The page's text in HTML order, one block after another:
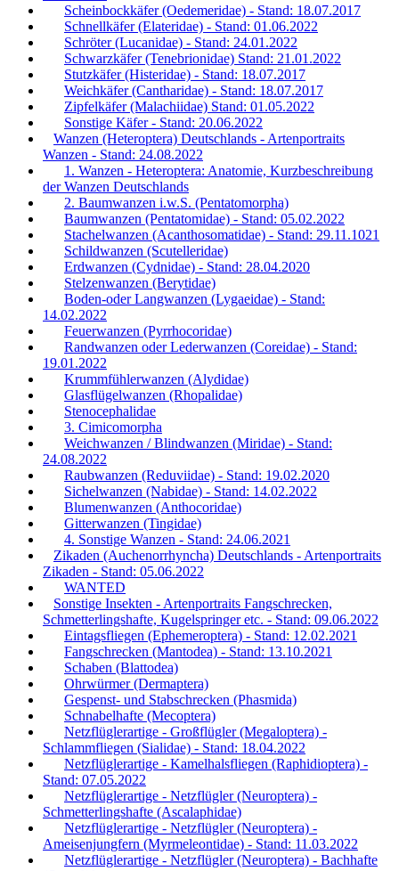
Scheinbockkäfer (Oedemeridae) - Stand: 18.07.2017
Schnellkäfer (Elateridae) - Stand: 01.06.2022
Schröter (Lucanidae) - Stand: 24.01.2022
Schwarzkäfer (Tenebrionidae) Stand: 21.01.2022
Stutzkäfer (Histeridae) - Stand: 18.07.2017
Weichkäfer (Cantharidae) - Stand: 18.07.2017
Zipfelkäfer (Malachiidae) Stand: 01.05.2022
Sonstige Käfer - Stand: 20.06.2022
Wanzen (Heteroptera) Deutschlands - Artenportraits
Wanzen - Stand: 24.08.2022
1. Wanzen - Heteroptera: Anatomie, Kurzbeschreibung
der Wanzen Deutschlands
2. Baumwanzen i.w.S. (Pentatomorpha)
Baumwanzen (Pentatomidae) - Stand: 05.02.2022
Stachelwanzen (Acanthosomatidae) - Stand: 29.11.1021
Schildwanzen (Scutelleridae)
Erdwanzen (Cydnidae) - Stand: 28.04.2020
Stelzenwanzen (Berytidae)
Boden-oder Langwanzen (Lygaeidae) - Stand:
14.02.2022
Feuerwanzen (Pyrrhocoridae)
Randwanzen oder Lederwanzen (Coreidae) - Stand:
19.01.2022
Krummfühlerwanzen (Alydidae)
Glasflügelwanzen (Rhopalidae)
Stenocephalidae
3. Cimicomorpha
Weichwanzen / Blindwanzen (Miridae) - Stand:
24.08.2022
Raubwanzen (Reduviidae) - Stand: 19.02.2020
Sichelwanzen (Nabidae) - Stand: 14.02.2022
Blumenwanzen (Anthocoridae)
Gitterwanzen (Tingidae)
4. Sonstige Wanzen - Stand: 24.06.2021
Zikaden (Auchenorrhyncha) Deutschlands - Artenportraits
Zikaden - Stand: 05.06.2022
WANTED
Sonstige Insekten - Artenportraits Fangschrecken,
Schmetterlingshafte, Kugelspringer etc. - Stand: 09.06.2022
Eintagsfliegen (Ephemeroptera) - Stand: 12.02.2021
Fangschrecken (Mantodea) - Stand: 13.10.2021
Schaben (Blattodea)
Ohrwürmer (Dermaptera)
Gespenst- und Stabschrecken (Phasmida)
Schnabelhafte (Mecoptera)
Netzflüglerartige - Großflügler (Megaloptera) -
Schlammfliegen (Sialidae) - Stand: 18.04.2022
Netzflüglerartige - Kamelhalsfliegen (Raphidioptera) -
Stand: 07.05.2022
Netzflüglerartige - Netzflügler (Neuroptera) -
Schmetterlingshafte (Ascalaphidae)
Netzflüglerartige - Netzflügler (Neuroptera) -
Ameisenjungfern (Myrmeleontidae) - Stand: 11.03.2022
Netzflüglerartige - Netzflügler (Neuroptera) - Bachhafte